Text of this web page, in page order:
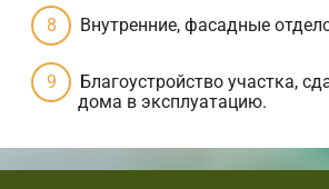
Внутренние, фасадные
Благоустройство участка,
дома в эксплуатацию.